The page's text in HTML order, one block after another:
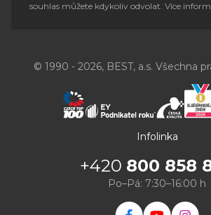
souhlas můžete kdykoliv odvolat. Více
© 1990 - 2026, BEST, a.s. Všechna
Infolinka
+420 800 858
Po–Pá: 7:30–16:00 h